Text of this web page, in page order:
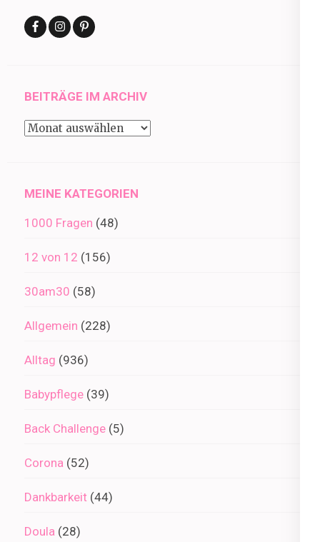
BEITRÄGE IM ARCHIV
Beiträge
MEINE KATEGORIEN
1000 Fragen (48)
12 von 12 (156)
30am30 (58)
Allgemein (228)
Alltag (936)
Babypflege (39)
Back Challenge (5)
Corona (52)
Dankbarkeit (44)
Doula (28)